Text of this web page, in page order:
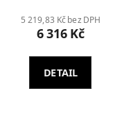
5 219,83 Kč bez DPH
6 316 Kč
DETAIL